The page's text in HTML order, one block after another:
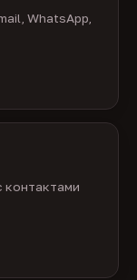
WhatsApp,